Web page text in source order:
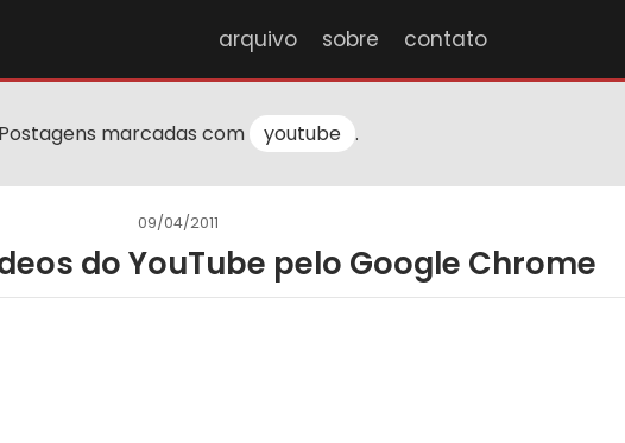
arquivo sobre contato
Postagens marcadas com youtube .
do YouTube pelo Google Chrome
09/04/2011